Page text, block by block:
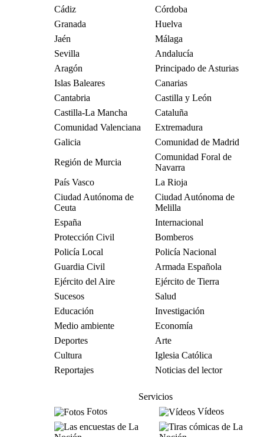
Cádiz
Córdoba
Granada
Huelva
Jaén
Málaga
Sevilla
Andalucía
Aragón
Principado de Asturias
Islas Baleares
Canarias
Cantabria
Castilla y León
Castilla-La Mancha
Cataluña
Comunidad Valenciana
Extremadura
Galicia
Comunidad de Madrid
Región de Murcia
Comunidad Foral de
Navarra
País Vasco
La Rioja
Ciudad Autónoma de
Ceuta
Ciudad Autónoma de
Melilla
España
Internacional
Protección Civil
Bomberos
Policía Local
Policía Nacional
Guardia Civil
Armada Española
Ejército del Aire
Ejército de Tierra
Sucesos
Salud
Educación
Investigación
Medio ambiente
Economía
Deportes
Arte
Cultura
Iglesia Católica
Reportajes
Noticias del lector
Servicios
Fotos
Vídeos